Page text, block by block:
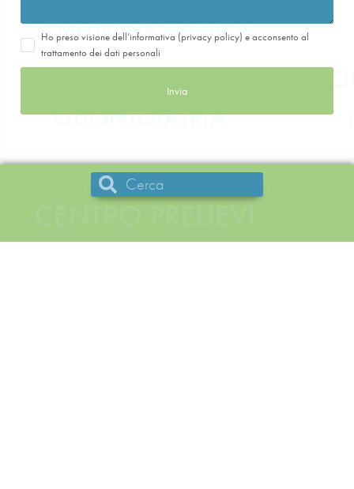
Ho preso visione dell’informativa (privacy policy) e acconsento al
trattamento dei dati personali
Invia